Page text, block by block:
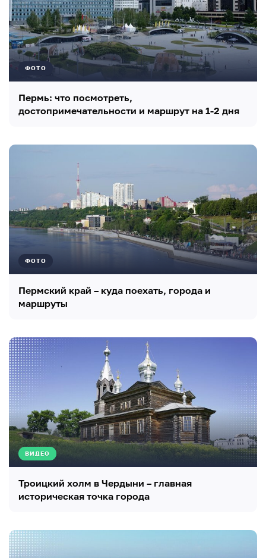
ФОТО
Пермь: что посмотреть,
достопримечательности и маршрут на 1-2 дня
ФОТО
Пермский край – куда поехать, города и
маршруты
ВИДЕО
Троицкий холм в Чердыни – главная
историческая точка города